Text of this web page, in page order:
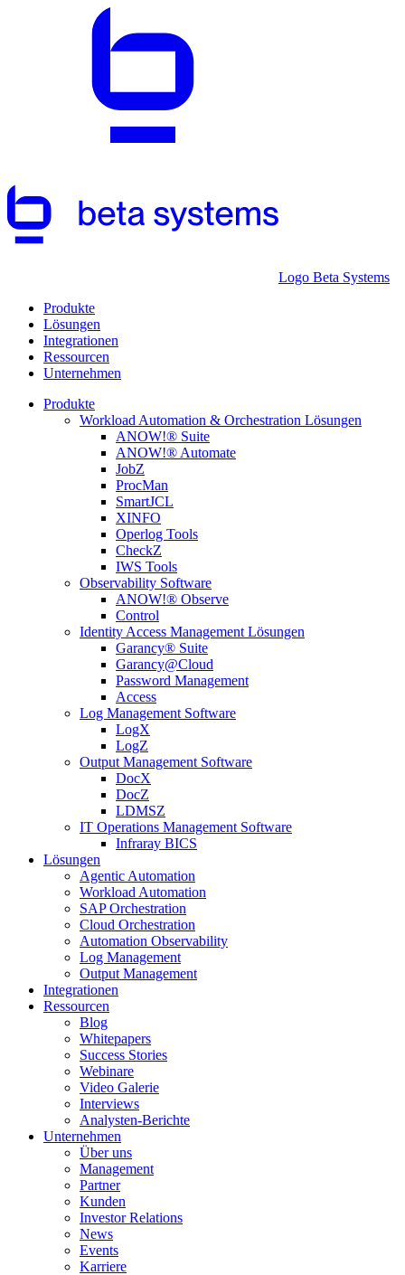
Logo Beta Systems
Produkte
Lösungen
Integrationen
Ressourcen
Unternehmen
Produkte
Workload Automation & Orchestration Lösungen
ANOW!® Suite
ANOW!® Automate
JobZ
ProcMan
SmartJCL
XINFO
Operlog Tools
CheckZ
IWS Tools
Observability Software
ANOW!® Observe
Control
Identity Access Management Lösungen
Garancy® Suite
Garancy@Cloud
Password Management
Access
Log Management Software
LogX
LogZ
Output Management Software
DocX
DocZ
LDMSZ
IT Operations Management Software
Infraray BICS
Lösungen
Agentic Automation
Workload Automation
SAP Orchestration
Cloud Orchestration
Automation Observability
Log Management
Output Management
Integrationen
Ressourcen
Blog
Whitepapers
Success Stories
Webinare
Video Galerie
Interviews
Analysten-Berichte
Unternehmen
Über uns
Management
Partner
Kunden
Investor Relations
News
Events
Karriere